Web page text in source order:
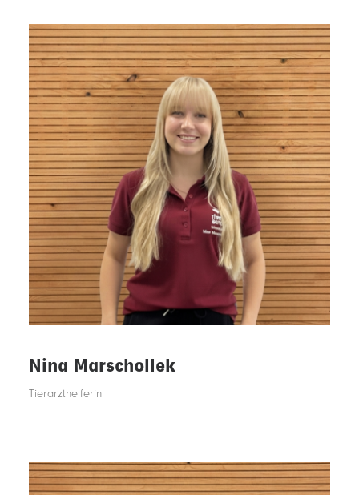
Nina Marschollek
Tierarzthelferin